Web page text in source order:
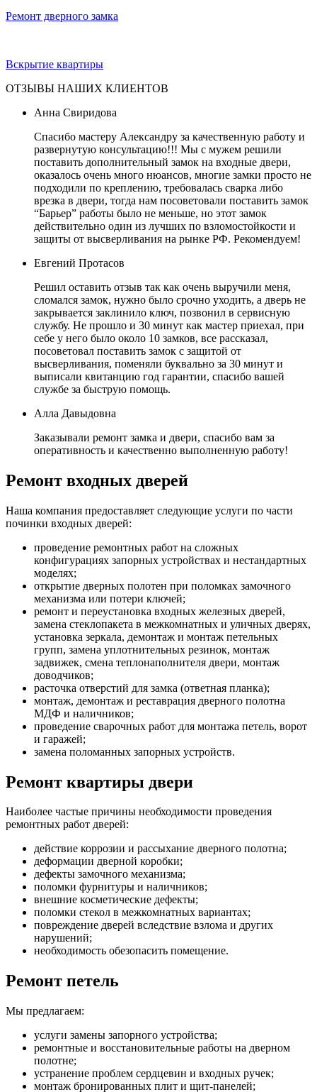
Ремонт дверного замка
Вскрытие квартиры
ОТЗЫВЫ НАШИХ КЛИЕНТОВ
Анна Свиридова
Спасибо мастеру Александру за качественную работу и
развернутую консультацию!!! Мы с мужем решили
поставить дополнительный замок на входные двери,
оказалось очень много нюансов, многие замки просто не
подходили по креплению, требовалась сварка либо
врезка в двери, тогда нам посоветовали поставить замок
“Барьер” работы было не меньше, но этот замок
действительно один из лучших по взломостойкости и
защиты от высверливания на рынке РФ. Рекомендуем!
Евгений Протасов
Решил оставить отзыв так как очень выручили меня,
сломался замок, нужно было срочно уходить, а дверь не
закрывается заклинило ключ, позвонил в сервисную
службу. Не прошло и 30 минут как мастер приехал, при
себе у него было около 10 замков, все рассказал,
посоветовал поставить замок с защитой от
высверливания, поменяли буквально за 30 минут и
выписали квитанцию год гарантии, спасибо вашей
службе за быструю помощь.
Алла Давыдовна
Заказывали ремонт замка и двери, спасибо вам за
оперативность и качественно выполненную работу!
Ремонт входных дверей
Наша компания предоставляет следующие услуги по части
починки входных дверей:
проведение ремонтных работ на сложных
конфигурациях запорных устройствах и нестандартных
моделях;
открытие дверных полотен при поломках замочного
механизма или потери ключей;
ремонт и переустановка входных железных дверей,
замена стеклопакета в межкомнатных и уличных дверях,
установка зеркала, демонтаж и монтаж петельных
групп, замена уплотнительных резинок, монтаж
задвижек, смена теплонаполнителя двери, монтаж
доводчиков;
расточка отверстий для замка (ответная планка);
монтаж, демонтаж и реставрация дверного полотна
МДФ и наличников;
проведение сварочных работ для монтажа петель, ворот
и гаражей;
замена поломанных запорных устройств.
Ремонт квартиры двери
Наиболее частые причины необходимости проведения
ремонтных работ дверей:
действие коррозии и рассыхание дверного полотна;
деформации дверной коробки;
дефекты замочного механизма;
поломки фурнитуры и наличников;
внешние косметические дефекты;
поломки стекол в межкомнатных вариантах;
повреждение дверей вследствие взлома и других
нарушений;
необходимость обезопасить помещение.
Ремонт петель
Мы предлагаем:
услуги замены запорного устройства;
ремонтные и восстановительные работы на дверном
полотне;
устранение проблем сердцевин и входных ручек;
монтаж бронированных плит и щит-панелей;